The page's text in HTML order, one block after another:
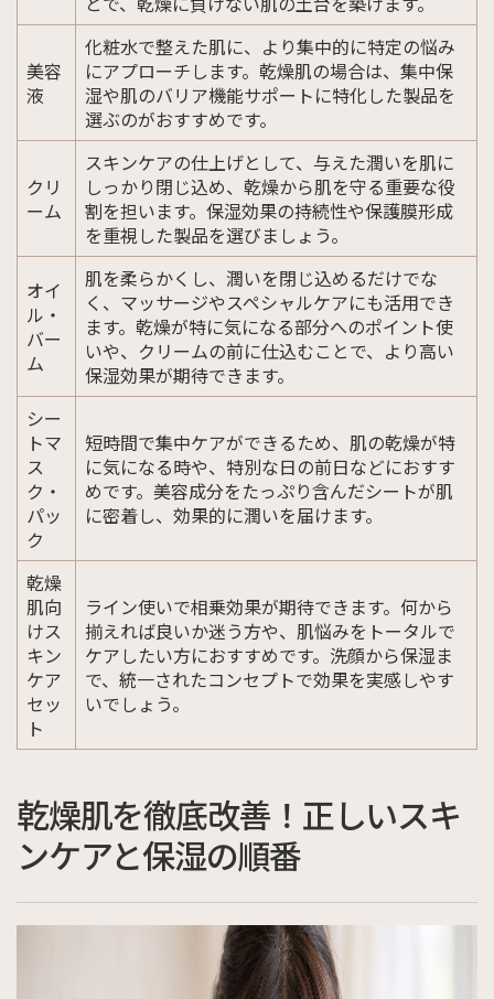
美容
液
化粧水で整えた肌に、より集中的に特定の悩み
にアプローチします。乾燥肌の場合は、集中保
湿や肌のバリア機能サポートに特化した製品を
選ぶのがおすすめです。
クリ
ーム
スキンケアの仕上げとして、与えた潤いを肌に
しっかり閉じ込め、乾燥から肌を守る重要な役
割を担います。保湿効果の持続性や保護膜形成
を重視した製品を選びましょう。
オイ
ル・
バー
ム
肌を柔らかくし、潤いを閉じ込めるだけでな
く、マッサージやスペシャルケアにも活用でき
ます。乾燥が特に気になる部分へのポイント使
いや、クリームの前に仕込むことで、より高い
保湿効果が期待できます。
シー
トマ
ス
ク・
パッ
ク
短時間で集中ケアができるため、肌の乾燥が特
に気になる時や、特別な日の前日などにおすす
めです。美容成分をたっぷり含んだシートが肌
に密着し、効果的に潤いを届けます。
乾燥
肌向
けス
キン
ケア
セッ
ト
ライン使いで相乗効果が期待できます。何から
揃えれば良いか迷う方や、肌悩みをトータルで
ケアしたい方におすすめです。洗顔から保湿ま
で、統一されたコンセプトで効果を実感しやす
いでしょう。
乾燥肌を徹底改善！正しいスキ
ンケアと保湿の順番